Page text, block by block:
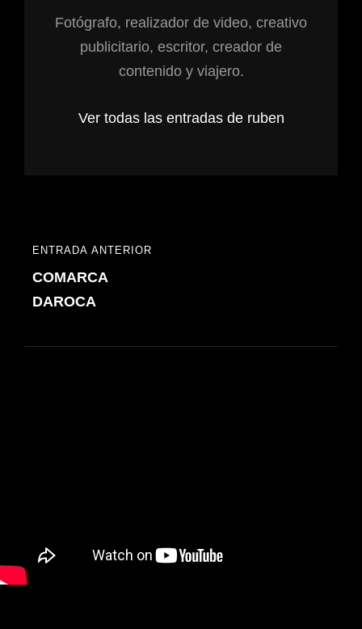
Fotógrafo, realizador de video, creativo
publicitario, escritor, creador de
contenido y viajero.
Ver todas las entradas de ruben
Navegación
de
entradas
ENTRADA
ANTERIOR
ENTRADA ANTERIOR
COMARCA
DAROCA